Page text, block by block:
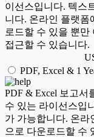
이선스입니다. 텍스
니다. 온라인 플랫폼
로드할 수 있을 뿐만
접근할 수 있습니다.
PDF, Excel & 1
PDF & Excel 보고서
수 있는 라이선스입
가 가능합니다. 온라
으로 다운로드할 수